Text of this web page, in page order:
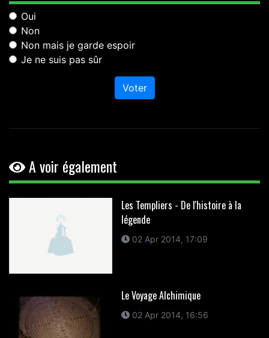
Oui
Non
Non mais je garde espoir
Je ne suis pas sûr
Voter
A voir également
Les Templiers - De l'histoire à la
légende
02 Apr 2014, 17:09
Le Voyage Alchimique
02 Apr 2014, 16:56